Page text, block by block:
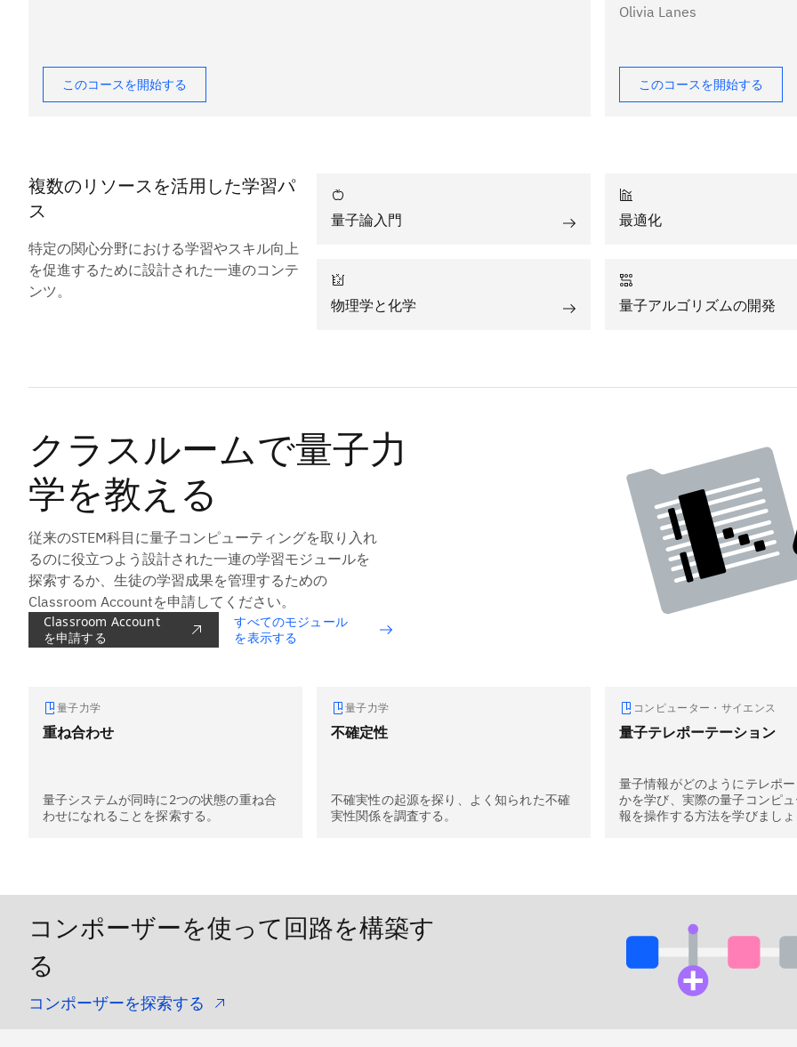
このコースを開始する
Olivia Lanes
このコースを開始する
複数のリソースを活用した学習パ
ス
特定の関心分野における学習やスキル向上
を促進するために設計された一連のコンテ
ンツ。
量子論入門 最適化
物理学と化学 量子アルゴリズムの開発
クラスルームで量子力
学を教える
従来のSTEM科目に量子コンピューティングを取り入れ
るのに役立つよう設計された一連の学習モジュールを
探索するか、生徒の学習成果を管理するための
Classroom Accountを申請してください。
Classroom Account
を申請する
すべてのモジュール
を表示する
量子力学
重ね合わせ
量子システムが同時に2つの状態の重ね合
わせになれることを探索する。
量子力学
不確定性
不確実性の起源を探り、よく知られた不確
実性関係を調査する。
コンピューター・サイエンス
量子テレポーテーション
量子情報がどのようにテレポ
かを学び、実際の量子コンピ
報を操作する方法を学びまし
コンポーザーを使って回路を構築す
る
コンポーザーを探索する